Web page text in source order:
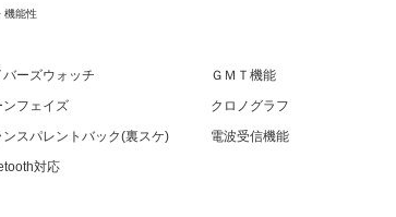
機能性
バーズウォッチ
ＧＭＴ機能
ンフェイズ
クロノグラフ
ンスパレントバック(裏スケ)
電波受信機能
対応